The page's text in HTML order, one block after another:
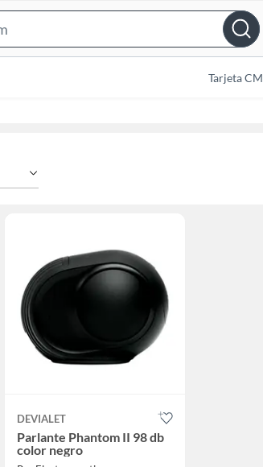
Bar
Tarjeta
DEVIALET
Parlante Phantom II 98 db
color negro